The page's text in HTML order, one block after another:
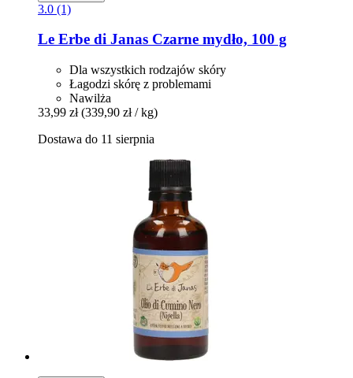
3.0 (1)
Le Erbe di Janas Czarne mydło, 100 g
Dla wszystkich rodzajów skóry
Łagodzi skórę z problemami
Nawilża
33,99 zł (339,90 zł / kg)
Dostawa do 11 sierpnia